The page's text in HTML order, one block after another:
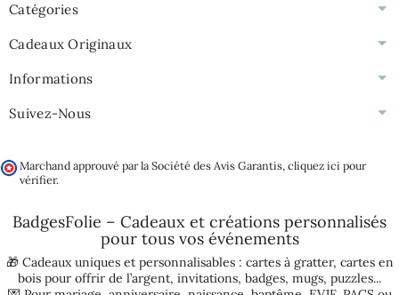
Catégories
Cadeaux Originaux
Informations
Suivez-Nous
Marchand approuvé par la Société des Avis Garantis,cliquez ici pour
vérifier.
BadgesFolie – Cadeaux et créations personnalisés
pour tous vos événements
🎁 Cadeaux uniques et personnalisables : cartes à gratter, cartes en
bois pour offrir de l’argent, invitations, badges, mugs, puzzles...